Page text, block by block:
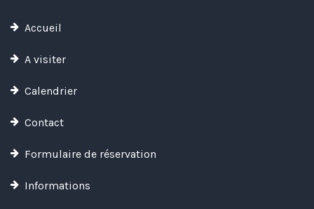
Accueil
A visiter
Calendrier
Contact
Formulaire de réservation
Informations